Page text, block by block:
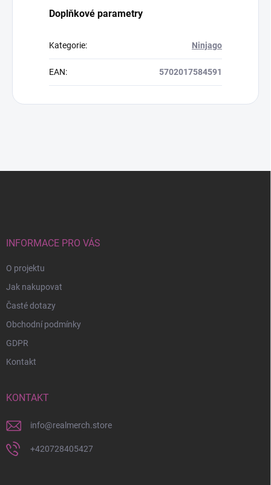
Doplňkové parametry
Kategorie: Ninjago
EAN: 5702017584591
INFORMACE PRO VÁS
O projektu
Jak nakupovat
Časté dotazy
Obchodní podmínky
GDPR
Kontakt
KONTAKT
info@realmerch.store
+420728405427